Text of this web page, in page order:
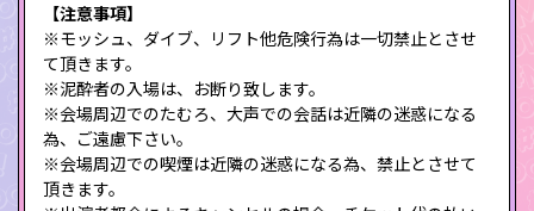
【注意事項】
※モッシュ、ダイブ、リフト他危険行為は一切禁止とさせ
て頂きます。
※泥酔者の入場は、お断り致します。
※会場周辺でのたむろ、大声での会話は近隣の迷惑になる
為、ご遠慮下さい。
※会場周辺での喫煙は近隣の迷惑になる為、禁止とさせて
頂きます。